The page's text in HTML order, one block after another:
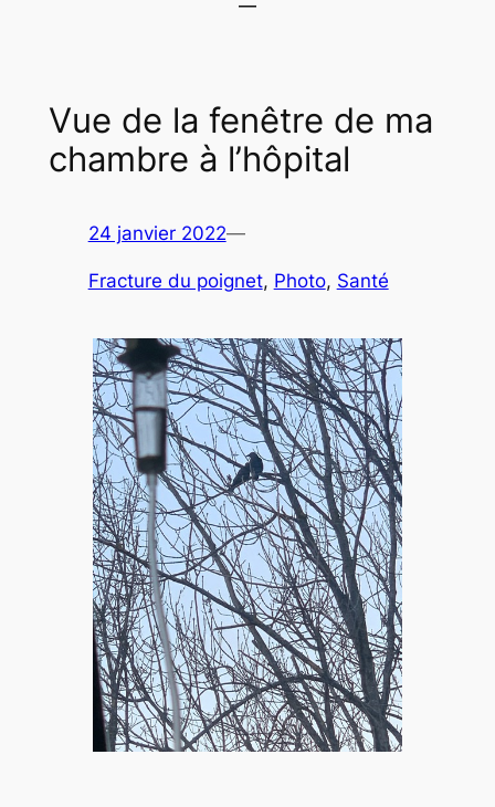
Vue de la fenêtre de ma
chambre à l’hôpital
24 janvier 2022—
Fracture du poignet, Photo, Santé